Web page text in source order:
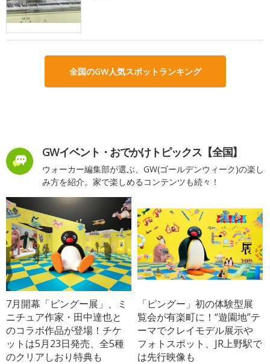
全国のGW人気スポットランキング
GWイベント・おでかけトピックス【全国】
ウォーカー編集部が選ぶ、GW(ゴールデンウィーク)の楽し
み方を紹介。家で楽しめるコンテンツも続々！
7月開幕「ピングー展」、ミ
ニチュア作家・田中達也と
のコラボ作品が登場！チケ
ットは5月23日発売、全5種
のクリアしおり特典も
「ピングー」初の体験型展
覧会が有楽町に！“遊園地”テ
ーマでクレイモデル展示や
フォトスポット、JR上野駅で
は先行映像も